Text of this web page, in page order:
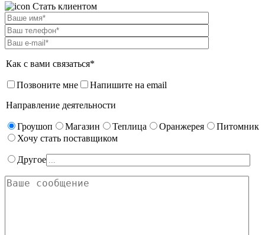
Стать клиентом
Как с вами связаться*
Позвоните мне
Напишите на email
Направление деятельности
Гроушоп Магазин Теплица Оранжерея
Питомник
Хочу стать поставщиком
Другое